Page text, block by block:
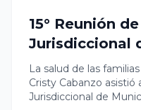
15° Reunión
Jurisdiccional
la Salud
La salud de las
Cristy Cabanzo asistió
Jurisdiccional de